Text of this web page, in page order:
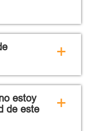
+
estoy
de este
+